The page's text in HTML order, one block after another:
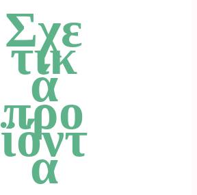
Σχε
τικ
ά
προ
ϊόντ
α